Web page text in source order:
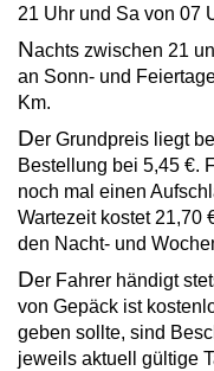
21 Uhr und Sa von 07
Nachts zwischen 21
an Sonn- und
Km.
Der Grundpreis liegt
Bestellung bei 5,45 €.
noch mal einen
Wartezeit kostet 21,70
den Nacht- und
Der Fahrer händigt
von Gepäck ist
geben sollte, sind
jeweils aktuell gültige